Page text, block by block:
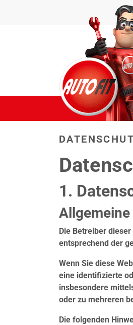
1.
Die Betreiber
entsprechend der
Wenn Sie diese
eine identifizierte
insbesondere
oder zu mehreren
Die folgenden